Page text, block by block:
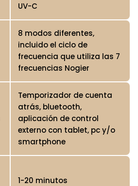
UV-C
8 modos diferentes,
incluido el ciclo de
frecuencia que utiliza las 7
frecuencias Nogier
Temporizador de cuenta
atrás, bluetooth,
aplicación de control
externo con tablet, pc y/o
smartphone
1-20 minutos